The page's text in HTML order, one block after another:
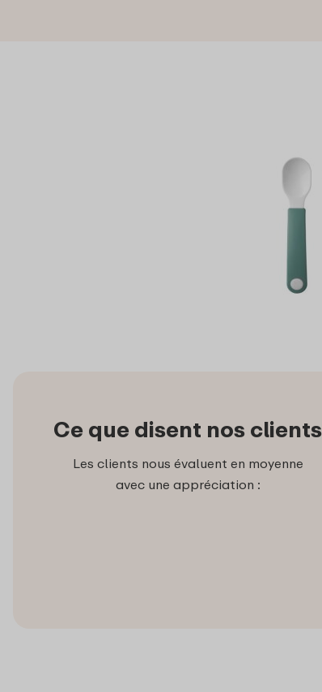
Ce que disent nos clients
Les clients nous évaluent en moyenne
avec une appréciation :